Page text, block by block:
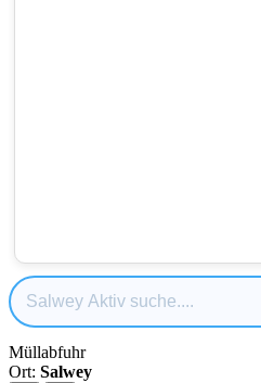
Müllabfuhr
Ort: Salwey